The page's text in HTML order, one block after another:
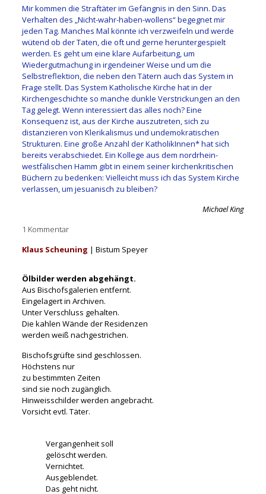
Mir kommen die Straftäter im Gefängnis in den Sinn. Das
Verhalten des „Nicht-wahr-haben-wollens“ begegnet mir
jeden Tag. Manches Mal könnte ich verzweifeln und werde
wütend ob der Taten, die oft und gerne heruntergespielt
werden. Es geht um eine klare Aufarbeitung, um
Wiedergutmachung in irgendeiner Weise und um die
Selbstreflektion, die neben den Tätern auch das System in
Frage stellt. Das System Katholische Kirche hat in der
Kirchengeschichte so manche dunkle Verstrickungen an den
Tag gelegt. Wenn interessiert das alles noch? Eine
Konsequenz ist, aus der Kirche auszutreten, sich zu
distanzieren von Klerikalismus und undemokratischen
Strukturen. Eine große Anzahl der KatholikInnen* hat sich
bereits verabschiedet. Ein Kollege aus dem nordrhein-
westfälischen Hamm gibt in einem seiner kirchenkritischen
Büchern zu bedenken: Vielleicht muss ich das System Kirche
verlassen, um jesuanisch zu bleiben?
Michael King
1 Kommentar
Klaus Scheuning | Bistum Speyer
Ölbilder werden abgehängt.
Aus Bischofsgalerien entfernt.
Eingelagert in Archiven.
Unter Verschluss gehalten.
Die kahlen Wände der Residenzen
werden weiß nachgestrichen.
Bischofsgrüfte sind geschlossen.
Höchstens nur
zu bestimmten Zeiten
sind sie noch zugänglich.
Hinweisschilder werden angebracht.
Vorsicht evtl. Täter.
Vergangenheit soll
gelöscht werden.
Vernichtet.
Ausgeblendet.
Das geht nicht.